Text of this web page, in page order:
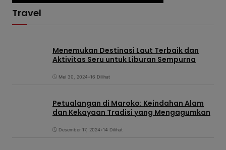
Travel
Menemukan Destinasi Laut Terbaik dan
Aktivitas Seru untuk Liburan Sempurna
Mei 30, 2024•16 Dilihat
Petualangan di Maroko: Keindahan Alam
dan Kekayaan Tradisi yang Mengagumkan
Desember 17, 2024•14 Dilihat